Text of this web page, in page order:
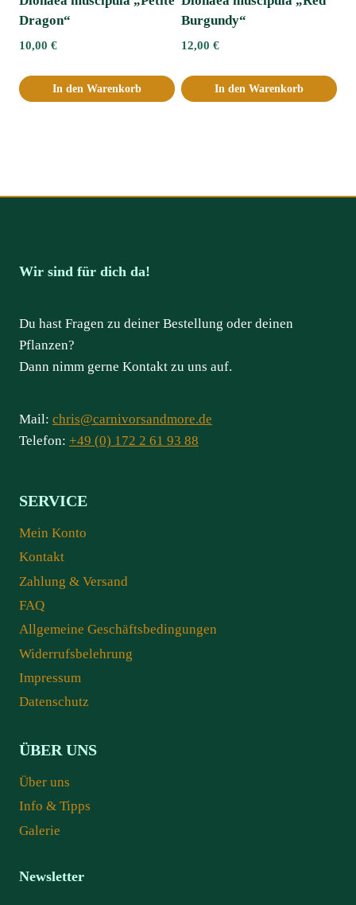
Dragon“
10,00 €
In den Warenkorb
Burgundy“
12,00 €
In den Warenkorb
Wir sind für dich da!
Du hast Fragen zu deiner Bestellung oder deinen
Pflanzen?
Dann nimm gerne Kontakt zu uns auf.
Mail: chris@carnivorsandmore.de
Telefon: +49 (0) 172 2 61 93 88
SERVICE
Mein Konto
Kontakt
Zahlung & Versand
FAQ
Allgemeine Geschäftsbedingungen
Widerrufsbelehrung
Impressum
Datenschutz
ÜBER UNS
Über uns
Info & Tipps
Galerie
Newsletter